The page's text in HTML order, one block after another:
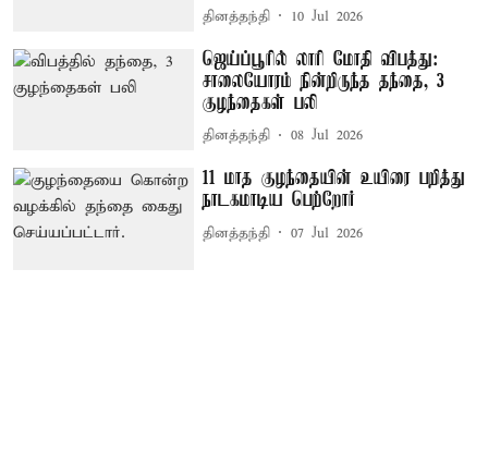
தினத்தந்தி 10 Jul 2026
ஜெய்ப்பூரில் லாரி மோதி விபத்து:
சாலையோரம் நின்றிருந்த தந்தை, 3
குழந்தைகள் பலி
தினத்தந்தி 08 Jul 2026
11 மாத குழந்தையின் உயிரை பறித்து
நாடகமாடிய பெற்றோர்
தினத்தந்தி 07 Jul 2026